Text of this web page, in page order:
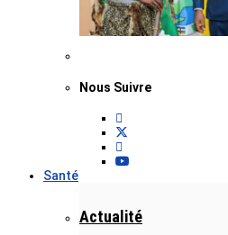
Nous Suivre
Santé
Actualité